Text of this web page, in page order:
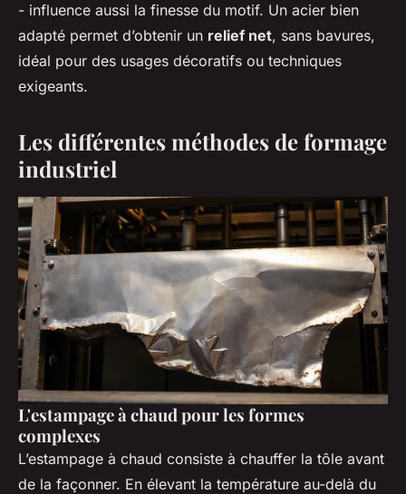
- influence aussi la finesse du motif. Un acier bien
adapté permet d’obtenir un relief net, sans bavures,
idéal pour des usages décoratifs ou techniques
exigeants.
Les différentes méthodes de formage
industriel
L'estampage à chaud pour les formes
complexes
L’estampage à chaud consiste à chauffer la tôle avant
de la façonner. En élevant la température au-delà du